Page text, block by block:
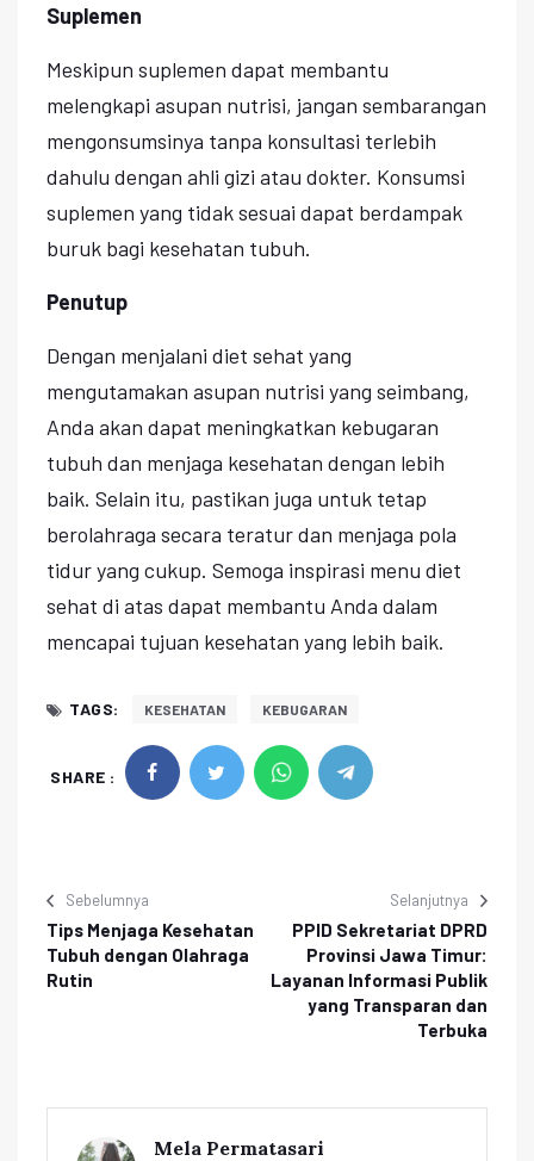
Suplemen
Meskipun suplemen dapat membantu
melengkapi asupan nutrisi, jangan sembarangan
mengonsumsinya tanpa konsultasi terlebih
dahulu dengan ahli gizi atau dokter. Konsumsi
suplemen yang tidak sesuai dapat berdampak
buruk bagi kesehatan tubuh.
Penutup
Dengan menjalani diet sehat yang
mengutamakan asupan nutrisi yang seimbang,
Anda akan dapat meningkatkan kebugaran
tubuh dan menjaga kesehatan dengan lebih
baik. Selain itu, pastikan juga untuk tetap
berolahraga secara teratur dan menjaga pola
tidur yang cukup. Semoga inspirasi menu diet
sehat di atas dapat membantu Anda dalam
mencapai tujuan kesehatan yang lebih baik.
TAGS: KESEHATAN KEBUGARAN
SHARE :
Sebelumnya
Tips Menjaga Kesehatan
Tubuh dengan Olahraga
Rutin
Selanjutnya
PPID Sekretariat DPRD
Provinsi Jawa Timur:
Layanan Informasi Publik
yang Transparan dan
Terbuka
Mela Permatasari